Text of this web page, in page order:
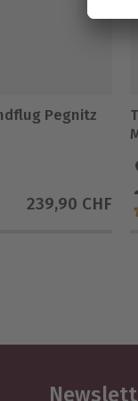
Pegnitz
239,90 CHF